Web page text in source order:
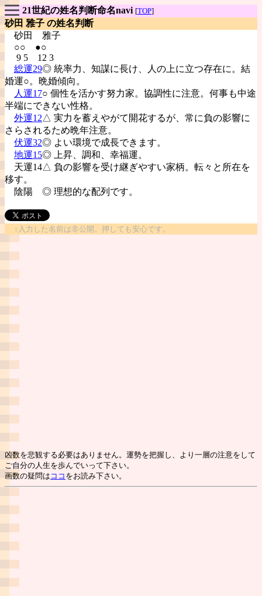
21世紀の姓名判断命名navi [TOP]
砂田 雅子 の姓名判断
砂田 雅子
○○ ●○
9 5 12 3
総運29◎ 統率力、知謀に長け、人の上に立つ存在に。結
婚運○。晩婚傾向。
人運17○ 個性を活かす努力家。協調性に注意。何事も中途
半端にできない性格。
外運12△ 実力を蓄えやがて開花するが、常に負の影響に
さらされるため晩年注意。
伏運32◎ よい環境で成長できます。
地運15◎ 上昇、調和、幸福運。
天運14△ 負の影響を受け継ぎやすい家柄。転々と所在を
移す。
陰陽 ◎ 理想的な配列です。
↑入力した名前は非公開。押しても安心です。
凶数を悲観する必要はありません。運勢を把握し、より一層の注意をして
ご自分の人生を歩んでいって下さい。
画数の疑問は ココ をお読み下さい。